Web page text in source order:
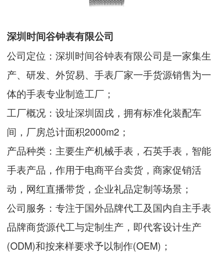
深圳时间谷钟表有限公司
公司定位：深圳时间谷钟表有限公司是一家集生
产、研发、外贸易、手表厂家一手货源销售为一
体的手表专业制造工厂；
工厂概况：设址深圳固戌，拥有标准化装配车
间，厂房总计面积2000m2；
产品种类：主要生产机械手表，石英手表，智能
手表产品，作用于电商平台卖货，商家促销活
动，网红直播带货，企业礼品定制等场景；
公司服务：专注于国外品牌代工及国内自主手表
品牌商货源代工与定制生产，即代客设计生产
(ODM)和按来样要求予以制作(OEM)；